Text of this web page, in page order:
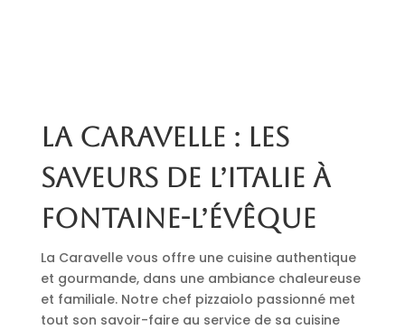
La Caravelle : les
saveurs de l’Italie à
Fontaine-l’Évêque
La Caravelle vous offre une cuisine authentique
et gourmande, dans une ambiance chaleureuse
et familiale. Notre chef pizzaiolo passionné met
tout son savoir-faire au service de sa cuisine